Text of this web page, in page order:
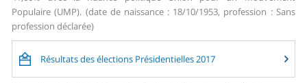
Populaire (UMP). (date de naissance : 18/10/1953, profession : Sans
profession déclarée)
Résultats des élections Présidentielles 2017